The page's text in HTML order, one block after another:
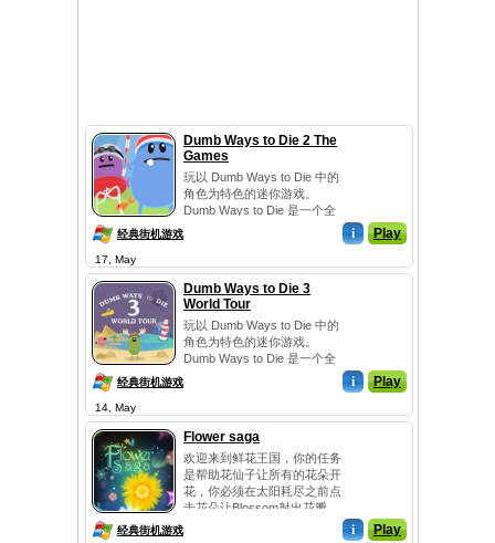
Dumb Ways to Die 2 The
Games
玩以 Dumb Ways to Die 中的
角色为特色的迷你游戏。
Dumb Ways to Die 是一个全
经典街机游戏 i Play
17, May
Dumb Ways to Die 3
World Tour
玩以 Dumb Ways to Die 中的
角色为特色的迷你游戏。
Dumb Ways to Die 是一个全
经典街机游戏 i Play
14, May
Flower saga
欢迎来到鲜花王国，你的任务
是帮助花仙子让所有的花朵开
花，你必须在太阳耗尽之前点
击花朵让Blossom射出花瓣。
经典街机游戏 i Play